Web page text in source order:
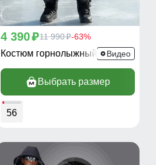
4 390p11 990p-63%
Костюм горнолыжный 370TS
Видео
Выбрать размер
56